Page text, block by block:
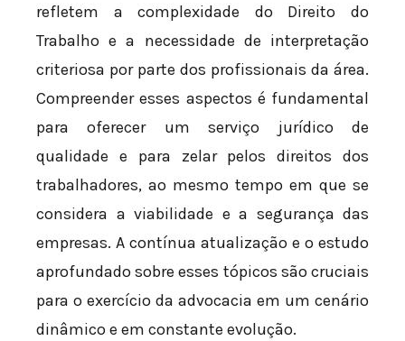
refletem a complexidade do Direito do
Trabalho e a necessidade de interpretação
criteriosa por parte dos profissionais da área.
Compreender esses aspectos é fundamental
para oferecer um serviço jurídico de
qualidade e para zelar pelos direitos dos
trabalhadores, ao mesmo tempo em que se
considera a viabilidade e a segurança das
empresas. A contínua atualização e o estudo
aprofundado sobre esses tópicos são cruciais
para o exercício da advocacia em um cenário
dinâmico e em constante evolução.